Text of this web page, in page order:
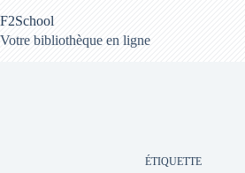
au
contenu
F2School
Votre bibliothèque en ligne
ÉTIQUETTE